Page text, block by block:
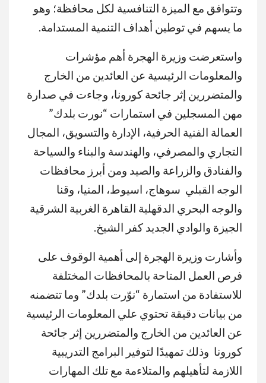
وتتوافق مع الميزة التنافسية لكل محافظة؛ وهو
ما يسهم في توطين أهداف التنمية المستدامة.
واستعرضت وزيرة الهجرة أهم مؤشرات
والمعلومات الرئيسية عن العائدين من الخارج
والمتضررين إثر جائحة كورونا، وجاءت في صدارة
مهن المسجلين في استمارات “نورت بلدك”
العمالة الفنية الحرفية، الإدارة والتسويق، المجال
التجاري والمصرفي، والهندسة والبناء والسياحة
والفنادق والزراعة والصيد ومن أبرز محافظات
الوجه القبلي سوهاج، اسيوط، المنيا، وقنا
والوجه البحري الدقهلية القاهرة الغربية الشرقية
الجيزة والوادي الجديد كفر الشيخ.
وأشارت وزيرة الهجرة إلى أهمية الوقوف على
فرص العمل المتاحة بالمحافظات المختلفة
للاستفادة من استمارة “نوّرت بلدك” وما تتضمنه
من بيانات دقيقة تحتوي علي المعلومات الرئيسية
عن العائدين من الخارج والمتضررين إثر جائحة
كورونا وذلك تمهيدًا لتوفير البرامج التدريبية
اللازمة لتأهيلهم والمتلاءمة مع تلك المهارات